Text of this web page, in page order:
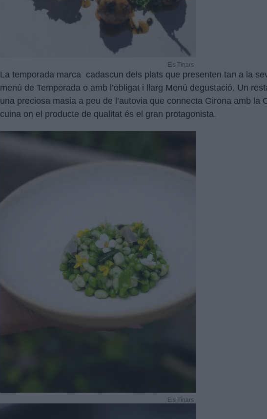
Els Tinars
La temporada marca cadascun dels plats que presenten tan a la
menú de Temporada o amb l’obligat i llarg Menú degustació. Un
una preciosa masia a peu de l’autovia que connecta Girona amb la
cuina on el producte de qualitat és el gran protagonista.
Els Tinars